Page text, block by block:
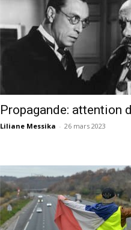
Propagande: attention
Liliane Messika - 26 mars 2023